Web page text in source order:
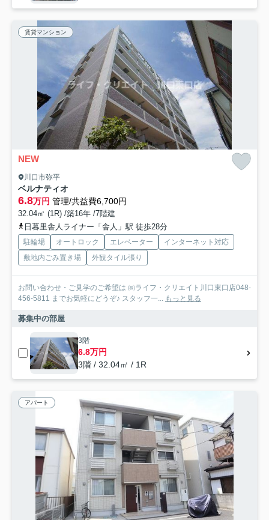
賃貸マンション
NEW
川口市弥平
ベルナティオ
6.8万円 管理/共益費6,700円
32.04㎡ (1R) /築16年 /7階建
日暮里舎人ライナー「舎人」駅 徒歩28分
駐輪場 オートロック エレベーター
インターネット対応
敷地内ごみ置き場
外観タイル張り
お問い合わせ・ご見学のご希望は ㈱ライフ・クリエイト川口東口店048-
456-5811 までお気軽にどうぞ♪ スタッフ一... もっと見る
募集中の部屋
3階
6.8万円
3階 / 32.04㎡ / 1R
アパート